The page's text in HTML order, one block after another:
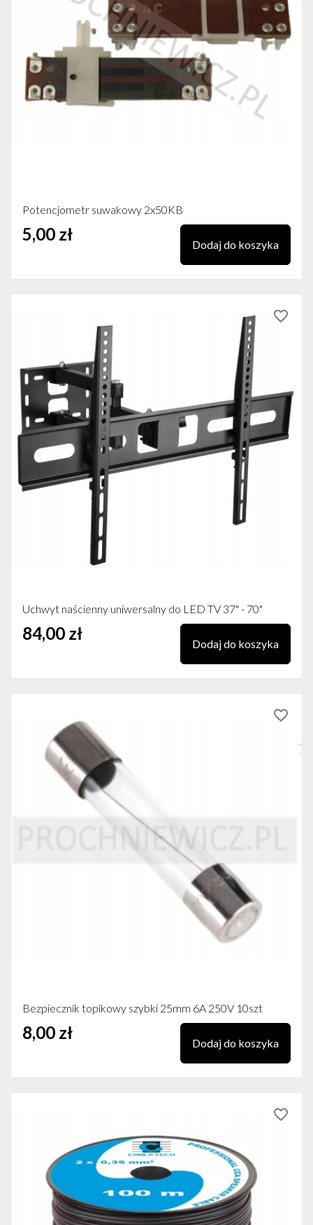
Potencjometr suwakowy 2x50KB
5,00 zł
Dodaj do koszyka
favorite_border
Uchwyt naścienny uniwersalny do LED TV 37" - 70"
84,00 zł
Dodaj do koszyka
favorite_border
Bezpiecznik topikowy szybki 25mm 6A 250V 10szt
8,00 zł
Dodaj do koszyka
favorite_border